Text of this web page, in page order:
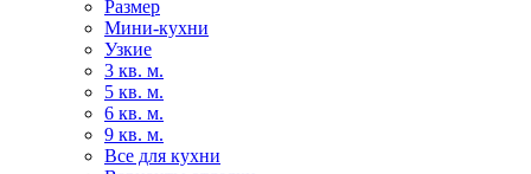
Размер
Мини-кухни
Узкие
3 кв. м.
5 кв. м.
6 кв. м.
9 кв. м.
Все для кухни